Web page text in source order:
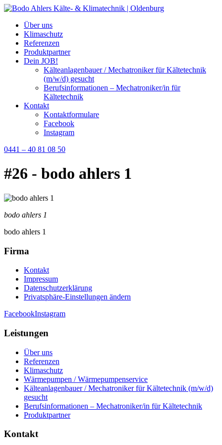
Über uns
Klimaschutz
Referenzen
Produktpartner
Dein JOB!
Kälteanlagenbauer / Mechatroniker für Kältetechnik
(m/w/d) gesucht
Berufsinformationen – Mechatroniker/in für
Kältetechnik
Kontakt
Kontaktformulare
Facebook
Instagram
0441 – 40 81 08 50
#26 - bodo ahlers 1
bodo ahlers 1
bodo ahlers 1
Firma
Kontakt
Impressum
Datenschutzerklärung
Privatsphäre-Einstellungen ändern
FacebookInstagram
Leistungen
Über uns
Referenzen
Klimaschutz
Wärmepumpen / Wärmepumpenservice
Kälteanlagenbauer / Mechatroniker für Kältetechnik (m/w/d)
gesucht
Berufsinformationen – Mechatroniker/in für Kältetechnik
Produktpartner
Kontakt